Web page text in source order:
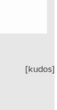
[kudos]